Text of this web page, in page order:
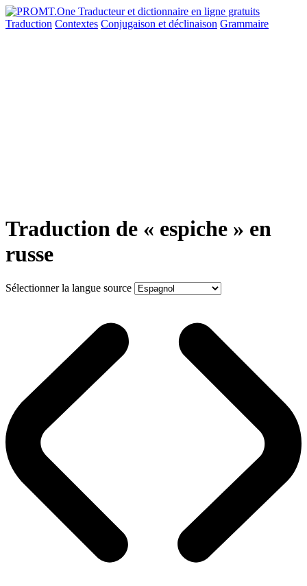
Traduction Contextes Conjugaison et déclinaison Grammaire
Traduction de « espiche » en
russe
Sélectionner la langue source